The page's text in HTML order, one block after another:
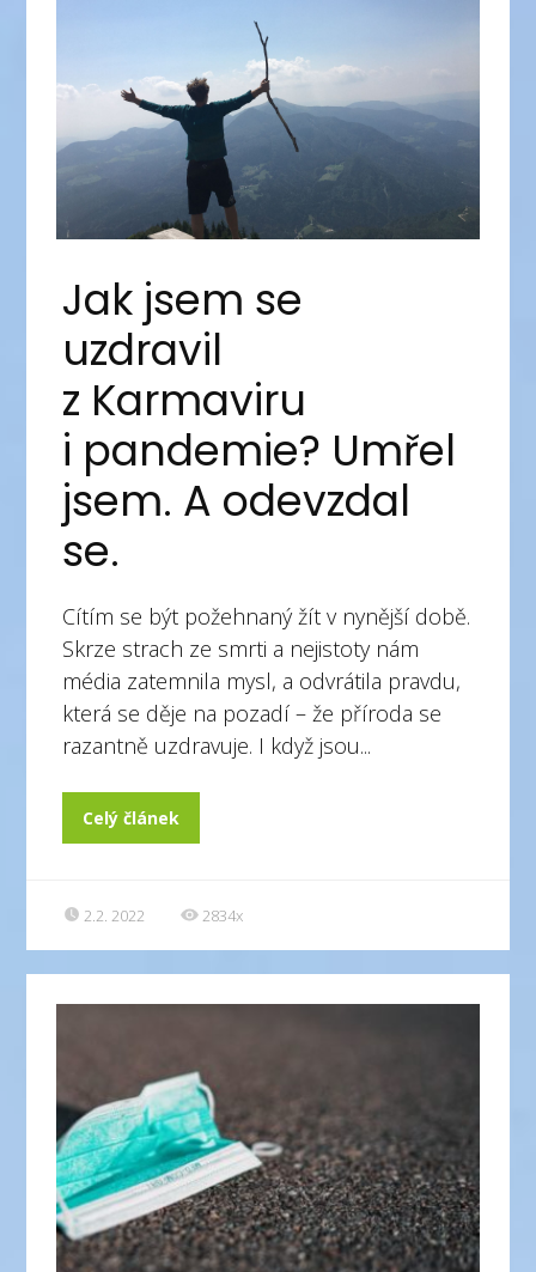
Jak jsem se
uzdravil
z Karmaviru
i pandemie? Umřel
jsem. A odevzdal
se.
Cítím se být požehnaný žít v nynější době.
Skrze strach ze smrti a nejistoty nám
média zatemnila mysl, a odvrátila pravdu,
která se děje na pozadí – že příroda se
razantně uzdravuje. I když jsou...
Celý článek
2.2. 2022 2834x